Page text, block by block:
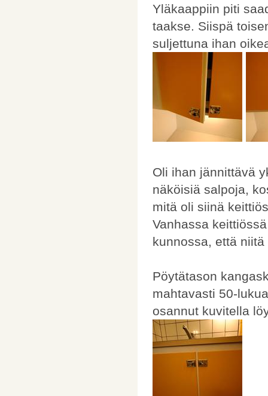
Yläkaappiin piti
taakse. Siispä
suljettuna ihan
Oli ihan jännittävä
näköisiä salpoja,
mitä oli siinä
Vanhassa
kunnossa, että
Pöytätason
mahtavasti 50-
osannut kuvitella